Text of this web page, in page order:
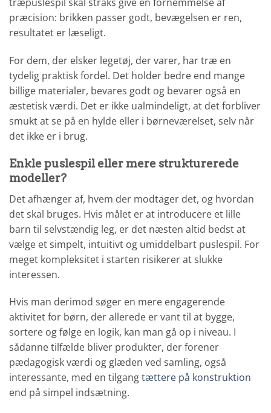
præcision: brikken passer godt, bevægelsen er ren,
resultatet er læseligt.
For dem, der elsker legetøj, der varer, har træ en
tydelig praktisk fordel. Det holder bedre end mange
billige materialer, bevares godt og bevarer også en
æstetisk værdi. Det er ikke ualmindeligt, at det forbliver
smukt at se på en hylde eller i børneværelset, selv når
det ikke er i brug.
Enkle puslespil eller mere strukturerede
modeller?
Det afhænger af, hvem der modtager det, og hvordan
det skal bruges. Hvis målet er at introducere et lille
barn til selvstændig leg, er det næsten altid bedst at
vælge et simpelt, intuitivt og umiddelbart puslespil. For
meget kompleksitet i starten risikerer at slukke
interessen.
Hvis man derimod søger en mere engagerende
aktivitet for børn, der allerede er vant til at bygge,
sortere og følge en logik, kan man gå op i niveau. I
sådanne tilfælde bliver produkter, der forener
pædagogisk værdi og glæden ved samling, også
interessante, med en tilgangtættere på konstruktion
end på simpel indsætning.